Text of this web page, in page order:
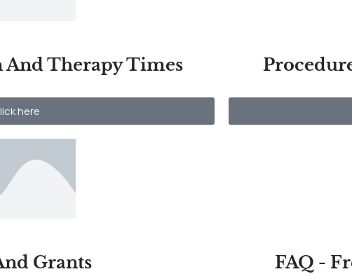
Therapy Times
here
Grants FAQ -